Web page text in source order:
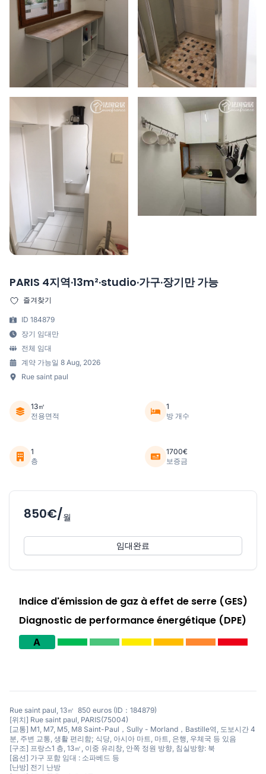
PARIS 4지역·13m²·studio·가구·장기만 가능
즐겨찾기
ID 184879
장기 임대만
전체 임대
계약 가능일 8 Aug, 2026
Rue saint paul
13㎡
전용면적
1
방 개수
1
층
1700€
보증금
850€/월
임대완료
Indice d'émission de gaz à effet de serre (GES)
Diagnostic de performance énergétique (DPE)
A
Rue saint paul, 13㎡ 850 euros (ID：184879)
[위치] Rue saint paul, PARIS(75004)
[교통] M1, M7, M5, M8 Saint-Paul，Sully - Morland，Bastille역, 도보시간 4
분, 주변 교통, 생활 편리함; 식당, 아시아 마트, 마트, 은행, 우체국 등 있음
[구조] 프랑스1 층, 13㎡, 이중 유리창, 안쪽 정원 방향, 침실방향: 북
[옵션] 가구 포함 임대 : 소파베드 등
[난방] 전기 난방